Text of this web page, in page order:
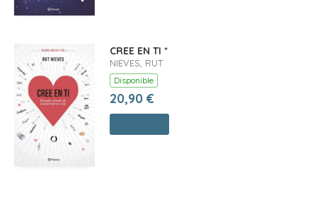
CREE EN TI *
NIEVES, RUT
Disponible
20,90 €